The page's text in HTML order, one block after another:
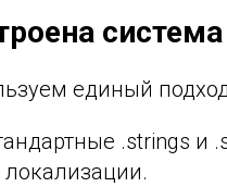
единый подход
.strings и